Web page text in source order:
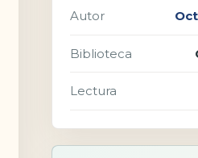
Autor
Biblioteca
Lectura